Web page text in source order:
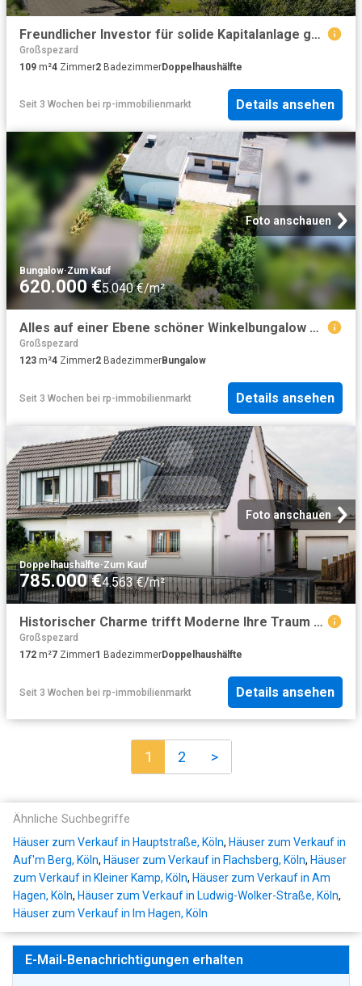
Freundlicher Investor für solide Kapitalanlage gesucht
Großspezard
109 m²4 Zimmer2 BadezimmerDoppelhaushälfte
Seit 3 Wochen bei rp-immobilienmarkt Details ansehen
Foto anschauen
Bungalow·Zum Kauf
620.000 €5.040 €/m²
Alles auf einer Ebene schöner Winkelbungalow mit 3 Garagen
Großspezard
123 m²4 Zimmer2 BadezimmerBungalow
Seit 3 Wochen bei rp-immobilienmarkt Details ansehen
Foto anschauen
Doppelhaushälfte·Zum Kauf
785.000 €4.563 €/m²
Historischer Charme trifft Moderne Ihre Traum Doppelhaushälfte in Leverkusen Schlebusch!
Großspezard
172 m²7 Zimmer1 BadezimmerDoppelhaushälfte
Seit 3 Wochen bei rp-immobilienmarkt Details ansehen
1 2 >
Ähnliche Suchbegriffe
Häuser zum Verkauf in Hauptstraße, Köln, Häuser zum Verkauf in
Auf'm Berg, Köln, Häuser zum Verkauf in Flachsberg, Köln, Häuser
zum Verkauf in Kleiner Kamp, Köln, Häuser zum Verkauf in Am
Hagen, Köln, Häuser zum Verkauf in Ludwig-Wolker-Straße, Köln,
Häuser zum Verkauf in Im Hagen, Köln
E-Mail-Benachrichtigungen erhalten